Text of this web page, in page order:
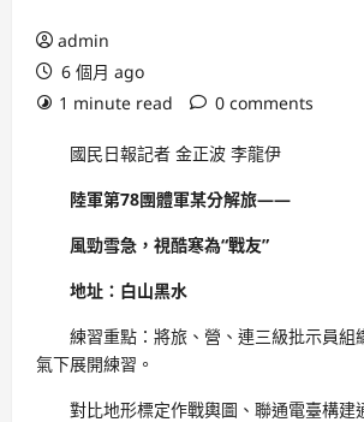
admin
6 個月 ago
1 minute read
0 comments
國民日報記者 金正波 李龍伊
陸軍第78團體軍某分解旅——
風勁雪急，視酷寒為“戰友”
地址：白山黑水
練習重點：將旅、營、連三級批示員組
氣下展開練習。
對比地形標定作戰輿圖、聯通電臺構建